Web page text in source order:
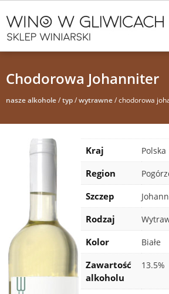
Chodorowa Johanniter
nasze alkohole/typ/wytrawne/ chodorowa
Kraj Polska
Region
Szczep
Rodzaj
Kolor Białe
Zawartość
alkoholu
13.5%